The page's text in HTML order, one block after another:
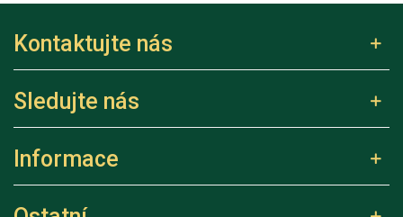
Kontaktujte nás
Sledujte nás
Informace